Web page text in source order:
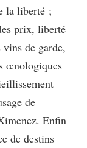
la liberté ;
prix, liberté
de garde,
œnologiques
de
Enfin
de destins